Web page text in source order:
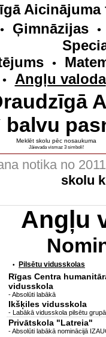
• Ģimnāzijas •
•
• Angļu valoda
balvu
Meklēt skolu pēc nosaukuma
Jāievada vismaz 3 simboli!
notika no
skolu
Angļu
• Pilsētu vidusskolas
Rīgas Centra
vidusskola
- Absolūti labākā
Ikšķiles vidusskola
- Labākā vidusskola pilsētu grupā
Privātskola "Latreia"
- Absolūti labākā nominācijā